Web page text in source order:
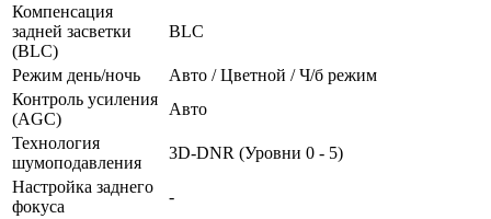
Компенсация
задней засветки
(BLC)
BLC
Режим день/ночь
Авто / Цветной / Ч/б режим
Контроль усиления
(AGC)
Авто
Технология
шумоподавления
3D-DNR (Уровни 0 - 5)
Настройка заднего
фокуса
-